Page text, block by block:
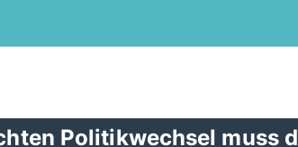
Politikwechsel muss